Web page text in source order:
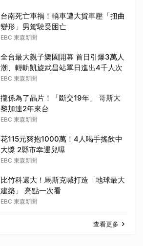
台南死亡車禍！轎車遭大貨車壓「扭曲
變形」男駕駛受困亡
EBC 東森新聞
全台最大親子樂園開幕 首日引爆3萬人
潮、輕軌凱旋武昌站單日進出4千人次
EBC 東森新聞
攏係為了晶片！「斷交19年」 哥斯大
黎加連2年來台
EBC 東森新聞
花115元爽抱1000萬！4人喝手搖飲中
大獎 2縣市幸運兒曝
EBC 東森新聞
比竹科還大！馬斯克喊打造「地球最大
建築」 亮點一次看
EBC 東森新聞
查看更多